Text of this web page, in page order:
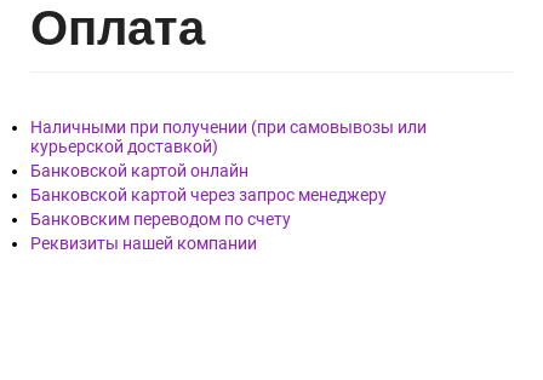
Оплата
Наличными при получении (при самовывозы или
курьерской доставкой)
Банковской картой онлайн
Банковской картой через запрос менеджеру
Банковским переводом по счету
Реквизиты нашей компании